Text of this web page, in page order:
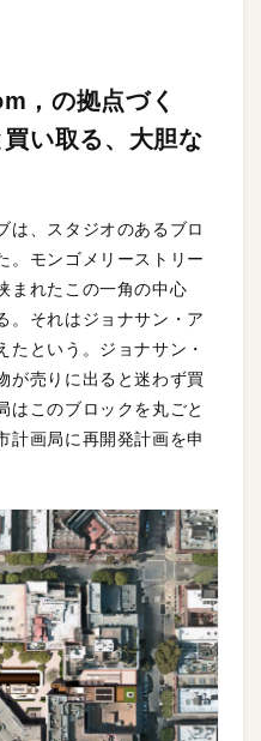
，の拠点づく
い取る、大胆な
は、スタジオのあるブロ
。モンゴメリーストリー
まれたこの一角の中心
。それはジョナサン・ア
たという。ジョナサン・
が売りに出ると迷わず買
はこのブロックを丸ごと
計画局に再開発計画を申